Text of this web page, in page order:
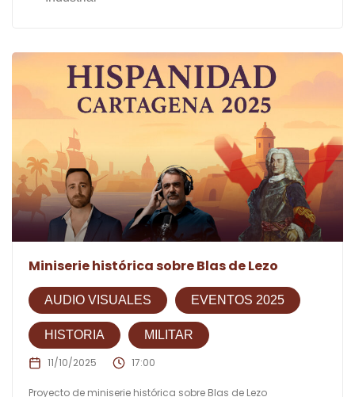
Miniserie histórica sobre Blas de Lezo
AUDIO VISUALES EVENTOS 2025
HISTORIA MILITAR
11/10/2025 17:00
Proyecto de miniserie histórica sobre Blas de Lezo